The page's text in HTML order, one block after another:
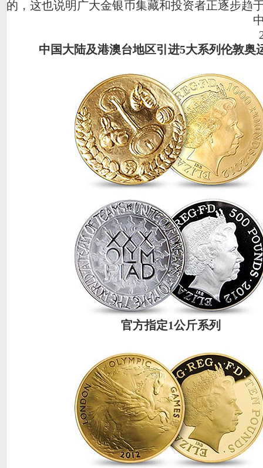
的，这也说明广大金银币集藏和投资者正逐步趋
中国大陆及港澳台地区引进5大系列伦敦奥
官方指定1公斤系列